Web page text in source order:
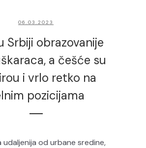
06.03.2023
Srbiji obrazovanije
a češće su
i vrlo retko na
pozicijama
udaljenija od urbane sredine,